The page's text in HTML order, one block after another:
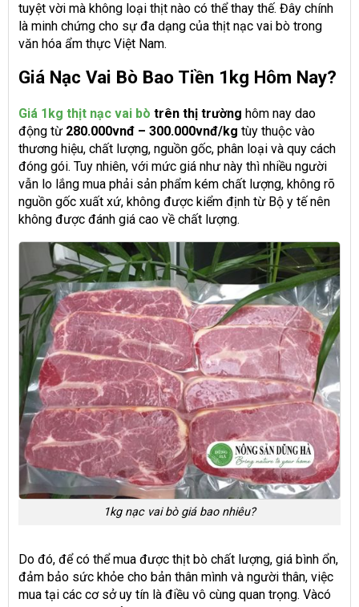
tuyệt vời mà không loại thịt nào có thể thay thế. Đây chính
là minh chứng cho sự đa dạng của thịt nạc vai bò trong
văn hóa ẩm thực Việt Nam.
Giá Nạc Vai Bò Bao Tiền 1kg Hôm Nay?
Giá 1kg thịt nạc vai bò trên thị trường hôm nay dao
động từ 280.000vnđ – 300.000vnđ/kg tùy thuộc vào
thương hiệu, chất lượng, nguồn gốc, phân loại và quy cách
đóng gói. Tuy nhiên, với mức giá như này thì nhiều người
vẫn lo lắng mua phải sản phẩm kém chất lượng, không rõ
nguồn gốc xuất xứ, không được kiểm định từ Bộ y tế nên
không được đánh giá cao về chất lượng.
1kg nạc vai bò giá bao nhiêu?
Do đó, để có thể mua được thịt bò chất lượng, giá bình ổn,
đảm bảo sức khỏe cho bản thân mình và người thân, việc
mua tại các cơ sở uy tín là điều vô cùng quan trọng. Vàcó